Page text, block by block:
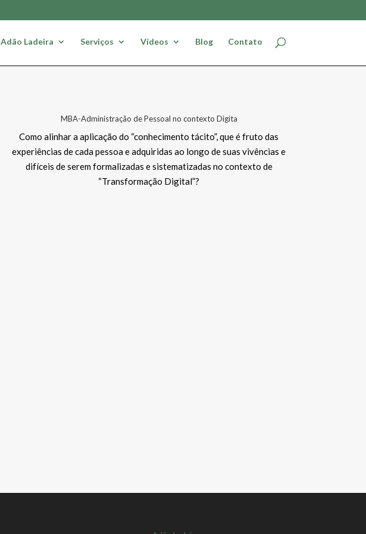
Adão Ladeira Serviços Vídeos Blog Contato
MBA-Administração de Pessoal no contexto Digita
Como alinhar a aplicação do “conhecimento tácito”, que é fruto das
experiências de cada pessoa e adquiridas ao longo de suas vivências e
difíceis de serem formalizadas e sistematizadas no contexto de
“Transformação Digital”?